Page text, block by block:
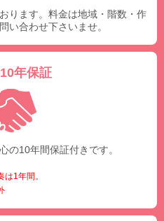
ります。料金は地域・階数・作
い合わせ下さいませ。
年保証
の10年間保証付きです。
1年間。